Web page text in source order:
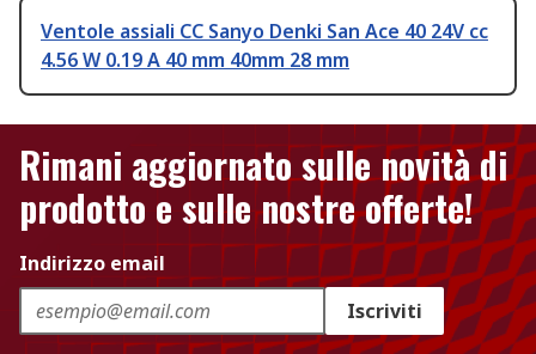
Ventole assiali CC Sanyo Denki San Ace 40 24V cc
4.56 W 0.19 A 40 mm 40mm 28 mm
Rimani aggiornato sulle novità di
prodotto e sulle nostre offerte!
Indirizzo email
Iscriviti